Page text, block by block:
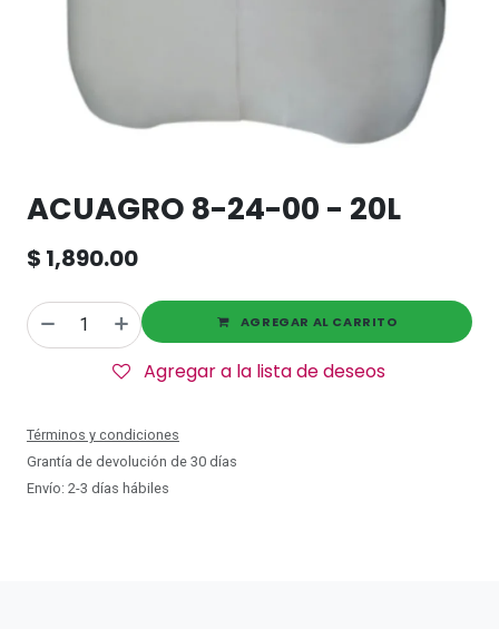
ACUAGRO 8-24-00 - 20L
$ 1,890.00
AGREGAR AL CARRITO
Agregar a la lista de deseos
Términos y condiciones
Grantía de devolución de 30 días
Envío: 2-3 días hábiles